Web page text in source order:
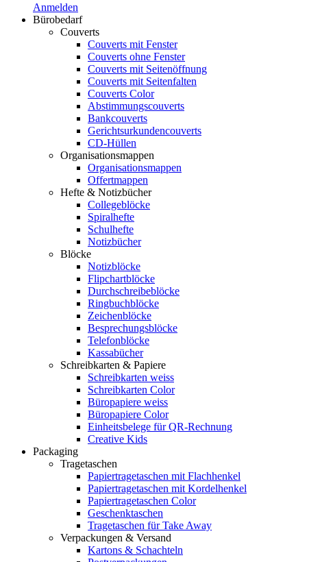
Anmelden
Bürobedarf
Couverts
Couverts mit Fenster
Couverts ohne Fenster
Couverts mit Seitenöffnung
Couverts mit Seitenfalten
Couverts Color
Abstimmungscouverts
Bankcouverts
Gerichtsurkundencouverts
CD-Hüllen
Organisationsmappen
Organisationsmappen
Offertmappen
Hefte & Notizbücher
Collegeblöcke
Spiralhefte
Schulhefte
Notizbücher
Blöcke
Notizblöcke
Flipchartblöcke
Durchschreibeblöcke
Ringbuchblöcke
Zeichenblöcke
Besprechungsblöcke
Telefonblöcke
Kassabücher
Schreibkarten & Papiere
Schreibkarten weiss
Schreibkarten Color
Büropapiere weiss
Büropapiere Color
Einheitsbelege für QR-Rechnung
Creative Kids
Packaging
Tragetaschen
Papiertragetaschen mit Flachhenkel
Papiertragetaschen mit Kordelhenkel
Papiertragetaschen Color
Geschenktaschen
Tragetaschen für Take Away
Verpackungen & Versand
Kartons & Schachteln